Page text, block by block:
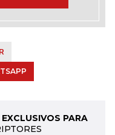
PARA